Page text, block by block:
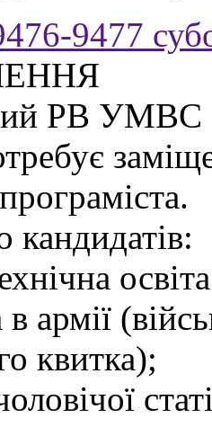
9477
РВ УМВС
армії
квитка);